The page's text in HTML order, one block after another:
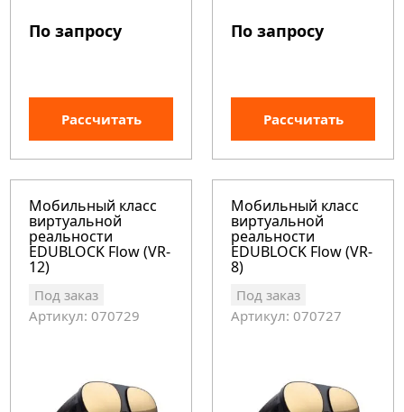
По запросу
Рассчитать
По запросу
Рассчитать
Мобильный класс
виртуальной
реальности
EDUBLOCK Flow (VR-
12)
Под заказ
Артикул: 070729
Мобильный класс
виртуальной
реальности
EDUBLOCK Flow (VR-
8)
Под заказ
Артикул: 070727